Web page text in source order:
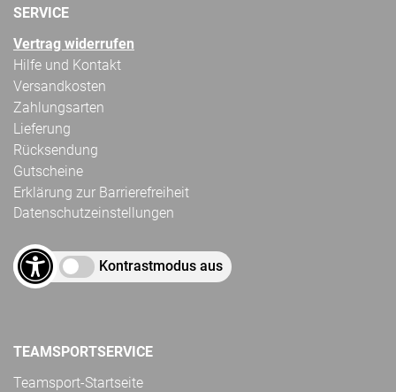
SERVICE
Vertrag widerrufen
Hilfe und Kontakt
Versandkosten
Zahlungsarten
Lieferung
Rücksendung
Gutscheine
Erklärung zur Barrierefreiheit
Datenschutzeinstellungen
Kontrastmodus aus
TEAMSPORTSERVICE
Teamsport-Startseite